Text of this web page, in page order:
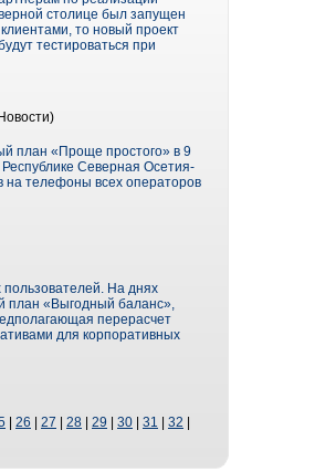
столице был запущен
то новый проект
тестироваться при
план «Проще простого» в 9
Северная Осетия-
на телефоны всех операторов
На днях
план «Выгодный баланс»,
перерасчет
для корпоративных
26 27 28 29 30 31 32